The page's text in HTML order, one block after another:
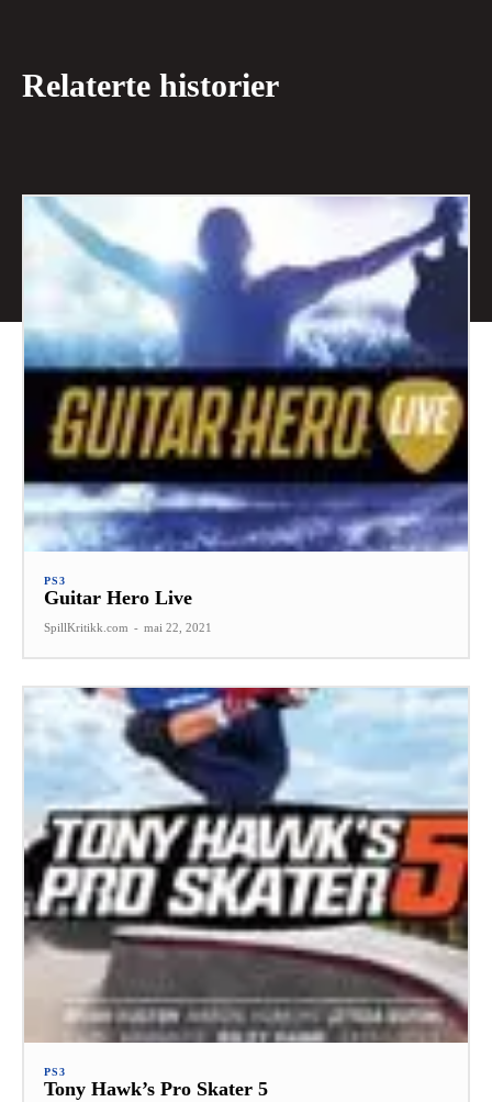
Relaterte historier
PS3
Guitar Hero Live
SpillKritikk.com - mai 22, 2021
PS3
Tony Hawk’s Pro Skater 5